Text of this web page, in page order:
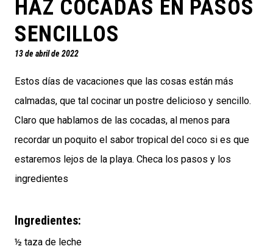
HAZ COCADAS EN PASOS
SENCILLOS
13 de abril de 2022
Estos días de vacaciones que las cosas están más
calmadas, que tal cocinar un postre delicioso y sencillo.
Claro que hablamos de las cocadas, al menos para
recordar un poquito el sabor tropical del coco si es que
estaremos lejos de la playa. Checa los pasos y los
ingredientes
Ingredientes:
½ taza de leche